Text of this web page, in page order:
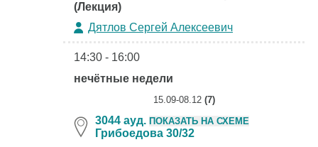
(Лекция)
Дятлов Сергей Алексеевич
14:30 - 16:00
нечётные недели
15.09-08.12 (7)
3044 ауд. ПОКАЗАТЬ НА СХЕМЕ
Грибоедова 30/32